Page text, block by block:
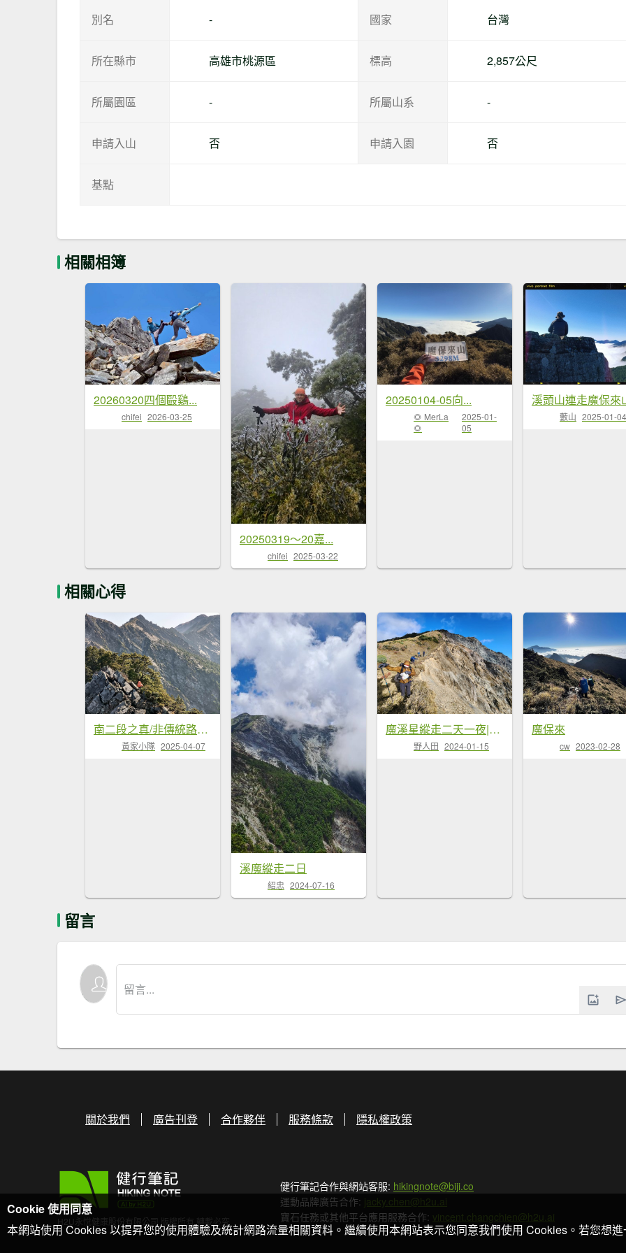
別名 - 國家 台灣
所在縣市 高雄市桃源區 標高 2,857公尺
所屬園區 - 所屬山系 -
申請入山 否 申請入園 否
基點
相關相簿
20260320四個毆鷄...
chifei 2026-03-25
20250319～20嘉...
chifei 2025-03-22
20250104-05向...
🌻 MerLa
🌻
2025-01-
05
溪頭山連走魔保來
藪山 2025-01-04
相關心得
南二段之真/非傳統路線-關山嶺山....
黃家小隊 2025-04-07
溪魔縱走二日
紹忠 2024-07-16
魔溪星縱走二天一夜|隱藏版魔系草原
野人田 2024-01-15
魔保來
cw 2023-02-28
留言
關於我們 廣告刊登 合作夥伴 服務條款 隱私權政策
H2U永悅健康股份有限公司 版權所有 轉載必究
健行筆記合作與網站客服: hikingnote@biji.co
運動品牌廣告合作: jacky.chen@h2u.ai
寶石任務或其他平台應用服務合作: vincent.changchien@h2u.ai
Cookie 使用同意
本網站使用 Cookies 以提昇您的使用體驗及統計網路流量相關資料。繼續使用本網站表示您同意我們使用 Cookies。若您想